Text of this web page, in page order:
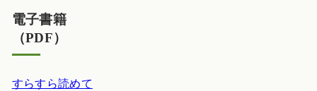
電子書籍
（PDF）
すらすら読めて